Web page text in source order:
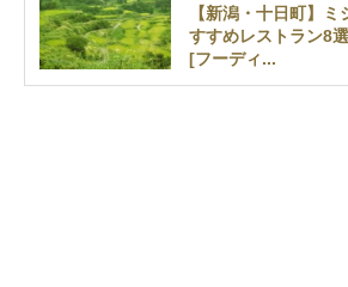
【新潟・十日町】
すすめレストラン8
[フーディ...